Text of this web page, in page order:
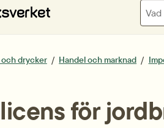
Sök
och drycker Handel och marknad
för